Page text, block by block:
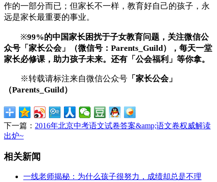
作的一部分而已；但家长不一样，教育好自己的孩子，永
远是家长最重要的事业。
※99%的中国家长困扰于子女教育问题，关注微信公
众号「家长公会」（微信号：Parents_Guild），每天一堂
家长必修课，助力孩子未来。还有 「公会福利 」 等你拿。
※转载请标注来自微信公众号 「家长公会」
（Parents_Guild）
下一篇： 2016年北京中考语文试卷答案&amp;语文卷权威解读
出炉~
相关新闻
一线老师揭秘：为什么孩子很努力，成绩却总是不理